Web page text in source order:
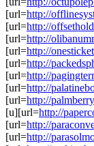
[url=http://
[url=http://
[url=http://
[url=http://
[url=http://
[url=http://
[url=http://
[url=http://
[u][url=http://
[url=http://
[url=http://